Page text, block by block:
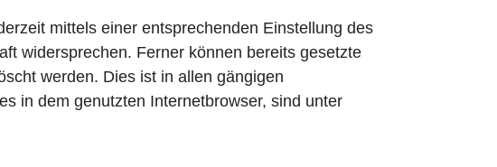
mittels einer entsprechenden Einstellung des
widersprechen. Ferner können bereits gesetzte
werden. Dies ist in allen gängigen
in dem genutzten Internetbrowser, sind unter